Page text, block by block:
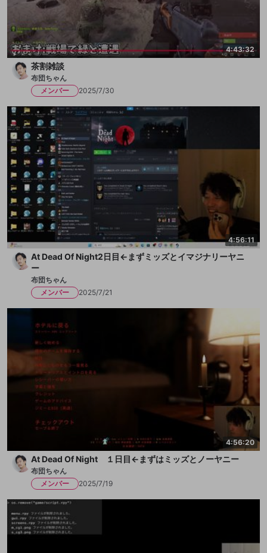
4:43:32
茶割雑談
布団ちゃん
メンバー
2025/7/30
4:56:11
At Dead Of Night2日目←まずミッズとイマジナリーヤニ
ー
布団ちゃん
メンバー
2025/7/21
4:56:20
At Dead Of Night １日目←まずはミッズとノーヤニー
布団ちゃん
メンバー
2025/7/19